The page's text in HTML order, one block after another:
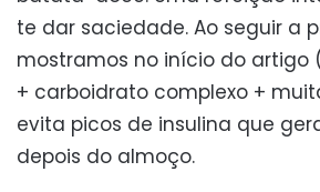
te dar saciedade. Ao seguir a
mostramos no início do artigo
+ carboidrato complexo +
evita picos de insulina que
depois do almoço.